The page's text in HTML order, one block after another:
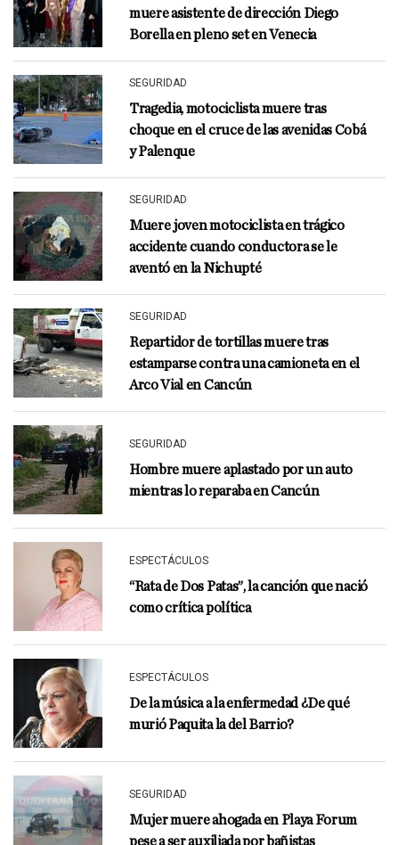
muere asistente de dirección Diego
Borella en pleno set en Venecia
SEGURIDAD
Tragedia, motociclista muere tras
choque en el cruce de las avenidas Cobá
y Palenque
SEGURIDAD
Muere joven motociclista en trágico
accidente cuando conductora se le
aventó en la Nichupté
SEGURIDAD
Repartidor de tortillas muere tras
estamparse contra una camioneta en el
Arco Vial en Cancún
SEGURIDAD
Hombre muere aplastado por un auto
mientras lo reparaba en Cancún
ESPECTÁCULOS
“Rata de Dos Patas”, la canción que nació
como crítica política
ESPECTÁCULOS
De la música a la enfermedad ¿De qué
murió Paquita la del Barrio?
SEGURIDAD
Mujer muere ahogada en Playa Forum
pese a ser auxiliada por bañistas